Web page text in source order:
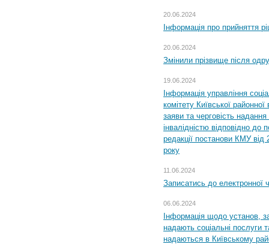
20.06.2024
Інформація про прийняття
20.06.2024
Змінили прізвище після
19.06.2024
Інформація управління
комітету Київської
заяви та черговість надання
інвалідністю відповідно
редакції постанови КМУ
року
11.06.2024
Записатись до електронної
06.06.2024
Інформація щодо установ,
надають соціальні послуги
надаються в Київському